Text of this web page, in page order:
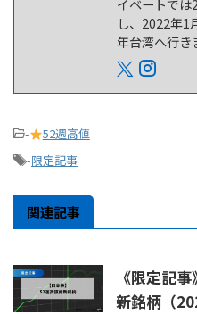
イベートで
し、2022年1
年台湾へ行き
-
52週高値
-限定記事
関連記事
《限定記
新銘柄（